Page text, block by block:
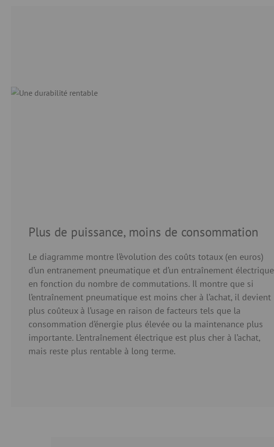
Plus de puissance, moins de consommation
Le diagramme montre l’èvolution des coûts totaux (en euros)
d’un entranement pneumatique et d’un entraînement électrique
en fonction du nombre de commutations. Il montre que si
l’entraînement pneumatique est moins cher à l’achat, il devient
plus coûteux à l’usage en raison de facteurs tels que la
consommation d’énergie plus élevée ou la maintenance plus
importante. L’entraînement électrique est plus cher à l’achat,
mais reste plus rentable à long terme.